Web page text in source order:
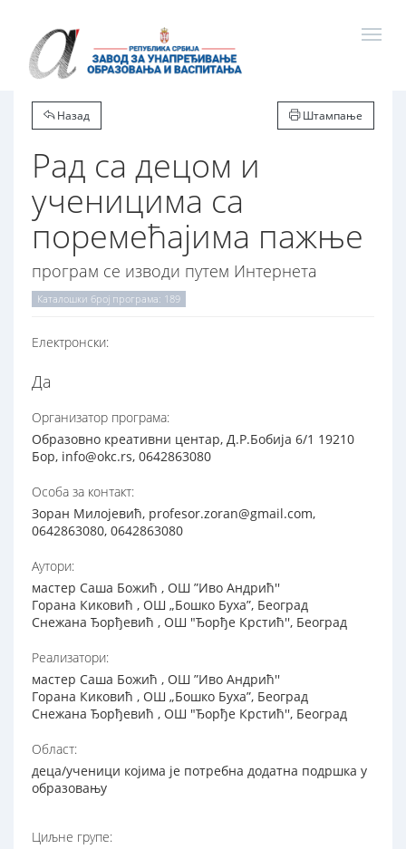
Назад Штампање
Рад са децом и
ученицима са
поремећајима пажње
програм се изводи путем Интернета
Каталошки број програма: 189
Електронски:
Да
Организатор програма:
Образовно креативни центар, Д.Р.Бобија 6/1 19210
Бор, info@okc.rs, 0642863080
Особа за контакт:
Зоран Милојевић, profesor.zoran@gmail.com,
0642863080, 0642863080
Аутори:
мастер Саша Божић , ОШ ”Иво Андрић''
Горана Киковић , ОШ „Бошко Буха”, Београд
Снежана Ђорђевић , ОШ "Ђорђе Крстић'', Београд
Реализатори:
мастер Саша Божић , ОШ ”Иво Андрић''
Горана Киковић , ОШ „Бошко Буха”, Београд
Снежана Ђорђевић , ОШ "Ђорђе Крстић'', Београд
Област:
деца/ученици којима је потребна додатна подршка у
образовању
Циљне групе: